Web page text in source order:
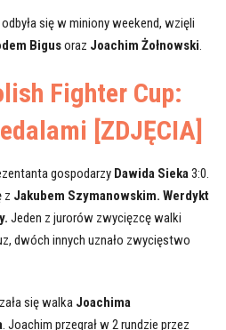
się w miniony weekend, wzięli
Bigusoraz Joachim Żołnowski.
Fighter Cup:
[ZDJĘCIA]
gospodarzy Dawida Sieka3:0.
z Jakubem Szymanowskim. Werdykt
Jeden z jurorów zwycięzcę walki
dwóch innych uznało zwycięstwo
się walka Joachima
. Joachim przegrał w 2 rundzie przez